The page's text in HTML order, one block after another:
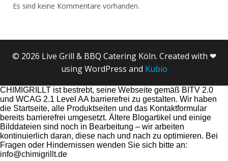
Es sind keine Kommentare vorhanden.
© 2026 Live Grill & BBQ Catering Köln. Created with ❤
using WordPress and Kubio
CHIMIGRILLT ist bestrebt, seine Webseite gemäß BITV 2.0
und WCAG 2.1 Level AA barrierefrei zu gestalten. Wir haben
die Startseite, alle Produktseiten und das Kontaktformular
bereits barrierefrei umgesetzt. Ältere Blogartikel und einige
Bilddateien sind noch in Bearbeitung – wir arbeiten
kontinuierlich daran, diese nach und nach zu optimieren. Bei
Fragen oder Hindernissen wenden Sie sich bitte an:
info@chimigrillt.de